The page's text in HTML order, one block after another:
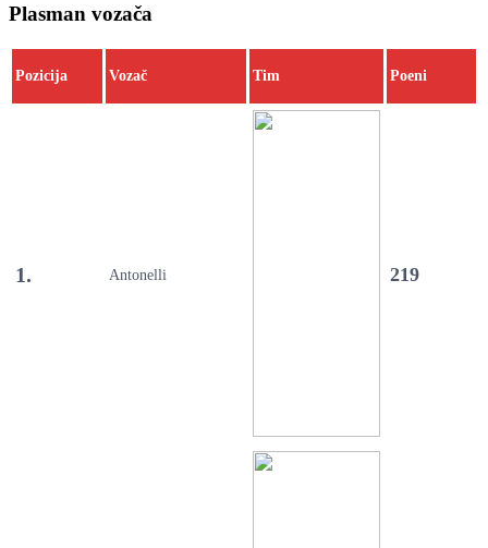
Plasman vozača
Pozicija Vozač Tim Poeni
1. Antonelli 219